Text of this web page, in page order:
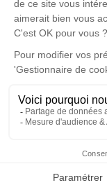
Faire-part
Un service de
disponible ici.
Cérémonie
Église
Chandieu